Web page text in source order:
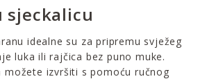
sjeckalicu
idealne su za pripremu svježeg
luka ili rajčica bez puno muke.
možete izvršiti s pomoću ručnog